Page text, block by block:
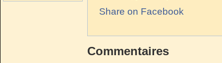
Share on Facebook
Commentaires